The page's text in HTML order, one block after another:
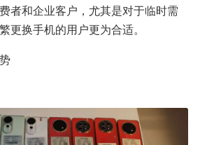
者和企业客户，尤其是对于临时需
更换手机的用户更为合适。